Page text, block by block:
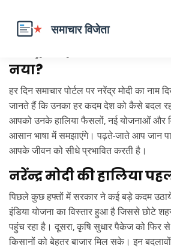
नरेंन्द्र मोदी – आज की
नया?
हर दिन समाचार पोर्टल पर नरेंद्र मोदी का नाम
जानते हैं कि उनका हर कदम देश को कैसे बदल
आपको उनके हालिया फैसलों, नई योजनाओं और
आसान भाषा में समझाएंगे। पढ़ते‑जाते आप जान
आपके जीवन को सीधे प्रभावित करती है।
नरेंन्द्र मोदी की हालिया
पिछले कुछ हफ्तों में सरकार ने कई बड़े कदम
इंडिया योजना का विस्तार हुआ है जिससे छोटे
पहुंच रहा है। दूसरा, कृषि सुधार पैकेज को फिर से
किसानों को बेहतर बाजार मिल सके। इन